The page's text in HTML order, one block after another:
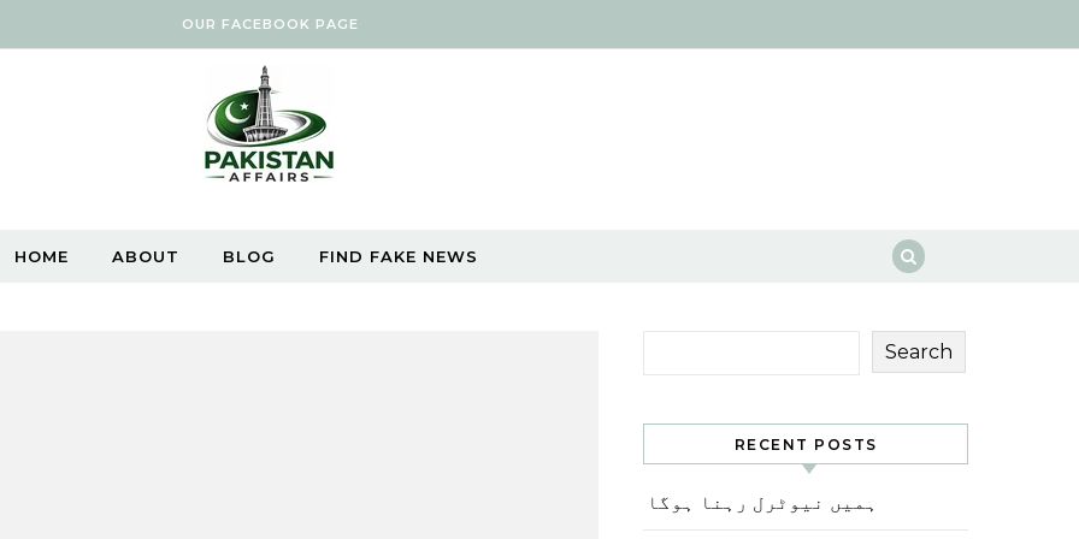
OUR FACEBOOK PAGE
HOME ABOUT BLOG FIND FAKE NEWS
Search
RECENT POSTS
ہمیں نیوٹرل رہنا ہوگا